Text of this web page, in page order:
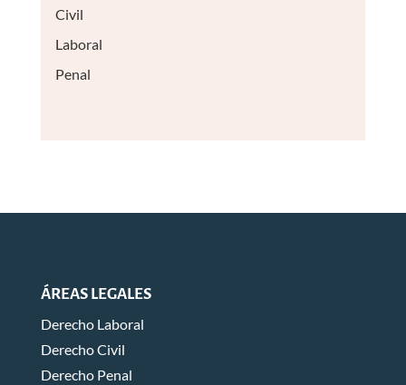
Civil
Laboral
Penal
ÁREAS LEGALES
Derecho Laboral
Derecho Civil
Derecho Penal